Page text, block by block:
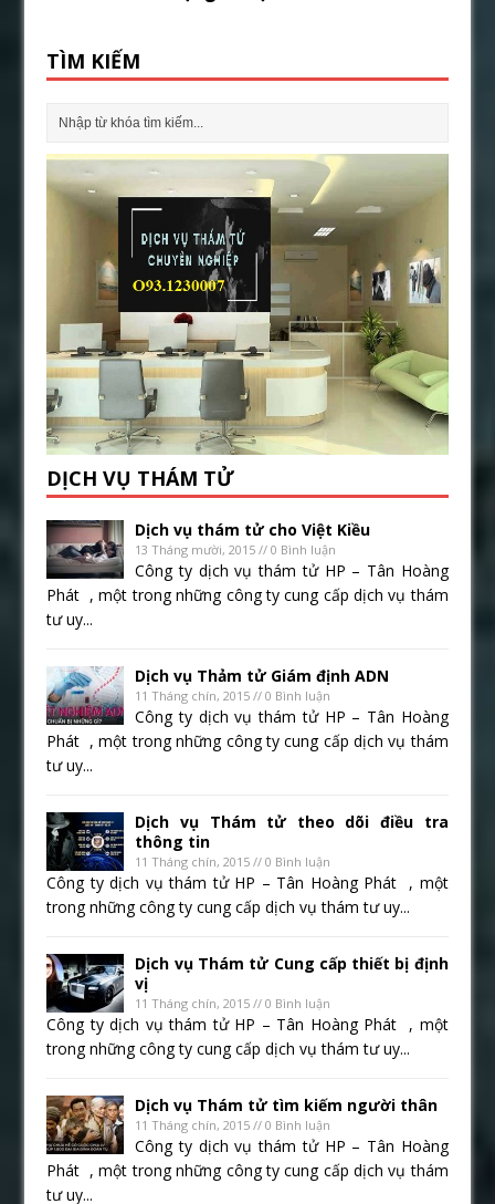
TÌM KIẾM
DỊCH VỤ THÁM TỬ
Dịch vụ thám tử cho Việt Kiều
13 Tháng mười, 2015 // 0 Bình luận
Công ty dịch vụ thám tử HP – Tân Hoàng
Phát , một trong những công ty cung cấp dịch vụ thám
tư uy...
Dịch vụ Thảm tử Giám định ADN
11 Tháng chín, 2015 // 0 Bình luận
Công ty dịch vụ thám tử HP – Tân Hoàng
Phát , một trong những công ty cung cấp dịch vụ thám
tư uy...
Dịch vụ Thám tử theo dõi điều tra
thông tin
11 Tháng chín, 2015 // 0 Bình luận
Công ty dịch vụ thám tử HP – Tân Hoàng Phát , một
trong những công ty cung cấp dịch vụ thám tư uy...
Dịch vụ Thám tử Cung cấp thiết bị định
vị
11 Tháng chín, 2015 // 0 Bình luận
Công ty dịch vụ thám tử HP – Tân Hoàng Phát , một
trong những công ty cung cấp dịch vụ thám tư uy...
Dịch vụ Thám tử tìm kiếm người thân
11 Tháng chín, 2015 // 0 Bình luận
Công ty dịch vụ thám tử HP – Tân Hoàng
Phát , một trong những công ty cung cấp dịch vụ thám
tư uy...